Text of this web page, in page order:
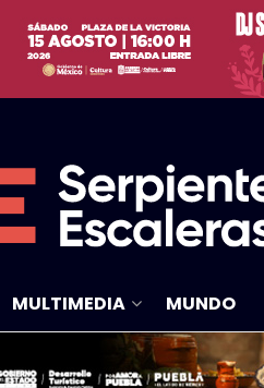
MULTIMEDIA MUNDO